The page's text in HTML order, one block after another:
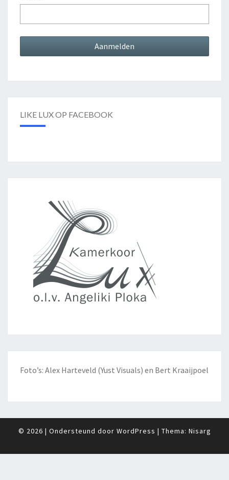
LIKE LUX OP FACEBOOK
Foto’s: Alex Harteveld (Yust Visuals) en Bert Kraaijpoel
© 2026 | Ondersteund door WordPress | Thema: Nisarg